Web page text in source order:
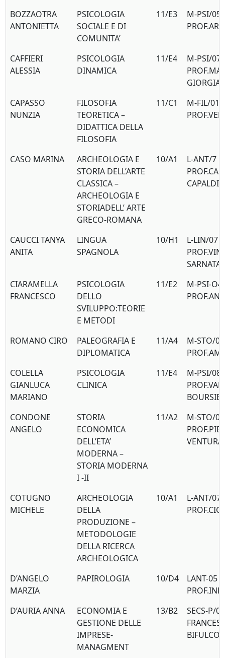
BOZZAOTRA
ANTONIETTA
PSICOLOGIA
SOCIALE E DI
COMUNITA’
11/E3
M-PSI/05
CAFFIERI
ALESSIA
PSICOLOGIA
DINAMICA
11/E4
M-PSI/07
GIORGIA
CAPASSO
NUNZIA
FILOSOFIA
TEORETICA –
DIDATTICA DELLA
FILOSOFIA
11/C1
M-FIL/01
CASO MARINA
ARCHEOLOGIA E
STORIA DELL’ARTE
CLASSICA –
ARCHEOLOGIA E
STORIADELL’ ARTE
GRECO-ROMANA
10/A1
L-ANT/7
CAPALDI
CAUCCI TANYA
ANITA
LINGUA
SPAGNOLA
10/H1
L-LIN/07
CIARAMELLA
FRANCESCO
PSICOLOGIA
DELLO
SVILUPPO:TEORIE
E METODI
11/E2
M-PSI-O4
ROMANO CIRO
PALEOGRAFIA E
DIPLOMATICA
11/A4
M-STO/09
COLELLA
GIANLUCA
MARIANO
PSICOLOGIA
CLINICA
11/E4
M-PSI/08
CONDONE
ANGELO
STORIA
ECONOMICA
DELL’ETA’
MODERNA –
STORIA MODERNA
I -II
11/A2
M-STO/02
VENTURA
COTUGNO
MICHELE
ARCHEOLOGIA
DELLA
PRODUZIONE –
METODOLOGIE
DELLA RICERCA
ARCHEOLOGICA
10/A1
L-ANT/07
D’ANGELO
MARZIA
PAPIROLOGIA 10/D4
LANT-05
D’AURIA ANNA
ECONOMIA E
GESTIONE DELLE
IMPRESE-
MANAGMENT
13/B2
SECS-P/
BIFULCO